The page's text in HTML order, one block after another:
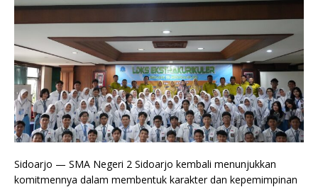
Sidoarjo — SMA Negeri 2 Sidoarjo kembali menunjukkan
komitmennya dalam membentuk karakter dan kepemimpinan